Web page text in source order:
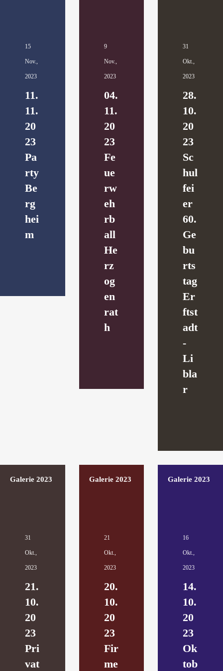
15
Nov.,
2023
11.
11.
20
23
Pa
rty
Be
rg
hei
m
9
Nov.,
2023
04.
11.
20
23
Fe
ue
rw
eh
rb
all
He
rz
og
en
rat
h
31
Okt.,
2023
28.
10.
20
23
Sc
hul
fei
er
60.
Ge
bu
rts
tag
Er
ftst
adt
-
Li
bla
r
Galerie 2023
31
Okt.,
2023
21.
10.
20
23
Pri
vat
Galerie 2023
21
Okt.,
2023
20.
10.
20
23
Fir
me
Galerie 2023
16
Okt.,
2023
14.
10.
20
23
Ok
tob